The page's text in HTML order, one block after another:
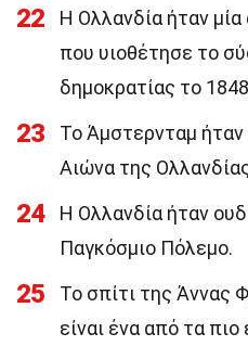
22
Η Ολλανδία ήταν
που υιοθέτησε το
δημοκρατίας το
23
Το Άμστερνταμ
Αιώνα της
24
Η Ολλανδία ήταν
Παγκόσμιο Πόλεμο.
25
Το σπίτι της Άννας
είναι ένα από τα